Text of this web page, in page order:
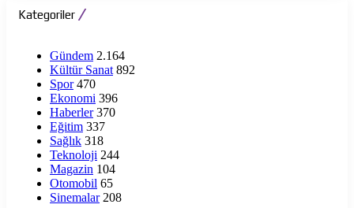
Kategoriler
Gündem 2.164
Kültür Sanat 892
Spor 470
Ekonomi 396
Haberler 370
Eğitim 337
Sağlık 318
Teknoloji 244
Magazin 104
Otomobil 65
Sinemalar 208